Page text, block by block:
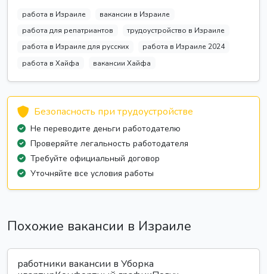
работа в Израиле
вакансии в Израиле
работа для репатриантов
трудоустройство в Израиле
работа в Израиле для русских
работа в Израиле 2024
работа в Хайфа
вакансии Хайфа
Безопасность при трудоустройстве
Не переводите деньги работодателю
Проверяйте легальность работодателя
Требуйте официальный договор
Уточняйте все условия работы
Похожие вакансии в Израиле
работники вакансии в Уборка